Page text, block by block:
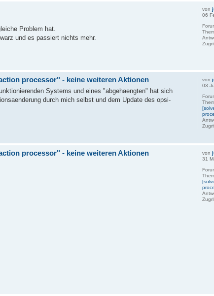
von
06
Problem hat.
und es passiert nichts mehr.
von
03
processor" - keine weiteren Aktionen
Systems und eines "abgehaengten" hat sich
durch mich selbst und dem Update des opsi-
von
31
processor" - keine weiteren Aktionen